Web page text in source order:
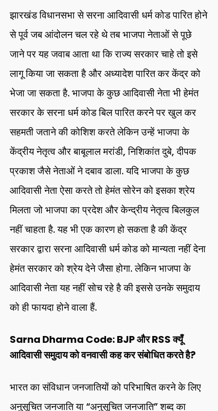
झारखंड विधानसभा से सरना आदिवासी धर्म कोड पारित होने
से पूर्व जब आंदोलन चल रहे थे तब भाजपा नेताओं से पूछे
जाने पर यह जवाब आता था कि राज्य सरकार चाहे तो इसे
लागू किया जा सकता है और अध्यादेश पारित कर केंद्र को
भेजा जा सकता है. भाजपा के कुछ आदिवासी नेता भी हेमंत
सरकार के सरना धर्म कोड बिल पारित करने पर खुल कर
सहमती जताने की कोशिश करते लेकिन उन्हें भाजपा के
केंद्रीय नेतृत्व और बाबूलाल मरांडी, निशिकांत दुबे, दीपक
प्रकाश जैसे नेताओं ने दबाव डाला. यदि भाजपा के कुछ
आदिवासी नेता ऐसा करते तो हेमंत सोरेन को इसका श्रेय
मिलता जो भाजपा का प्रदेश और केन्द्रीय नेतृत्व बिलकुल
नहीं चाहता है. यह भी एक कारण हो सकता है की केंद्र
सरकार द्वारा सरना आदिवासी धर्म कोड को मान्यता नहीं देना
हेमंत सरकार को श्रेय देने जैसा होगा. लेकिन भाजपा के
आदिवासी नेता यह नहीं सोच रहे है की इससे उनके समुदाय
को ही फायदा होने वाला हैं.
Sarna Dharma Code: BJP और RSS क्यूँ
आदिवासी समुदाय को वनवासी कह कर संबोधित करते है?
भारत का संविधान जनजातियों को परिभाषित करने के लिए
अनुसूचित जनजाति या “अनुसूचित जनजाति” शब्द का